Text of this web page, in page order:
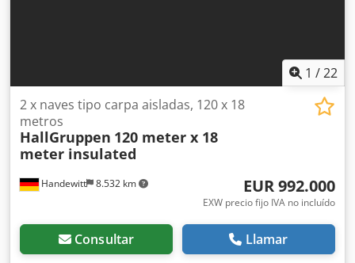
1 /22
Handewitt 8.532 km
2 x naves tipo carpa aisladas, 120 x 18
metros
HallGruppen 120 meter x 18
meter insulated
EUR 992.000
EXW precio fijo IVA no incluído
Consultar Llamar